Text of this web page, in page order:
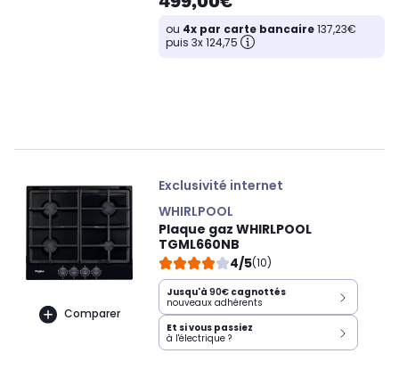
ou 4x par carte bancaire137,23€
puis 3x 124,75
Comparer
Exclusivité internet
WHIRLPOOL
Plaque gaz WHIRLPOOL
TGML660NB
4/5(10)
Jusqu'à 90€ cagnottés
nouveaux adhérents
Et si vous passiez
à l'électrique ?